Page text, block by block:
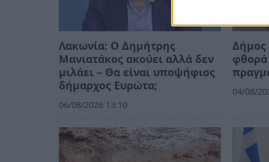
Λακωνία: Ο Δημήτρης
Μανιατάκος ακούει αλλά δεν
μιλάει – Θα είναι υποψήφιος
δήμαρχος Ευρώτα;
06/08/2026 13:10
Δήμος
φθορά
04/08/